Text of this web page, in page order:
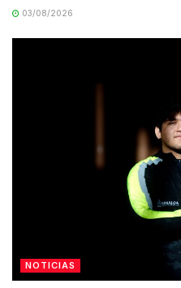
03/08/2026
NOTICIAS